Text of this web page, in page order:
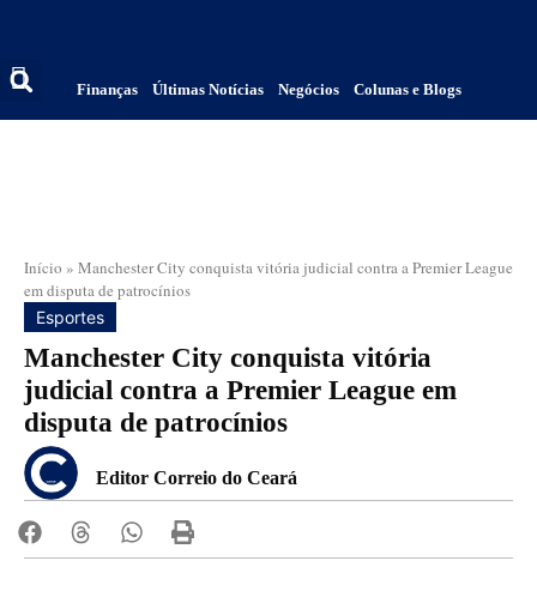
Finanças Últimas Notícias Negócios Colunas e Blogs
Início » Manchester City conquista vitória judicial contra a Premier League
em disputa de patrocínios
Esportes
Manchester City conquista vitória
judicial contra a Premier League em
disputa de patrocínios
Editor Correio do Ceará